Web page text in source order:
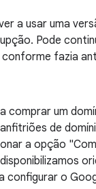
a usar uma
Pode
fazia
comprar um
de
a opção
configurar o